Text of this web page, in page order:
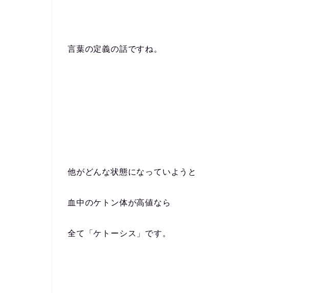
言葉の定義の話ですね。
他がどんな状態になっていようと
血中のケトン体が高値なら
全て「ケトーシス」です。